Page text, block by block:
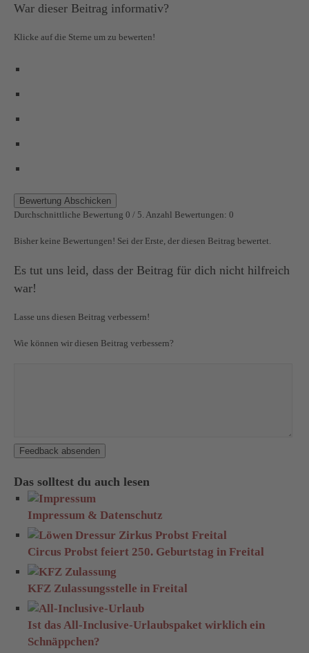
War dieser Beitrag informativ?
Klicke auf die Sterne um zu bewerten!
Bewertung Abschicken
Durchschnittliche Bewertung 0 / 5. Anzahl Bewertungen: 0
Bisher keine Bewertungen! Sei der Erste, der diesen Beitrag bewertet.
Es tut uns leid, dass der Beitrag für dich nicht hilfreich
war!
Lasse uns diesen Beitrag verbessern!
Wie können wir diesen Beitrag verbessern?
Feedback absenden
Das solltest du auch lesen
Impressum & Datenschutz
Circus Probst feiert 250. Geburtstag in Freital
KFZ Zulassungsstelle in Freital
Ist das All-Inclusive-Urlaubspaket wirklich ein
Schnäppchen?